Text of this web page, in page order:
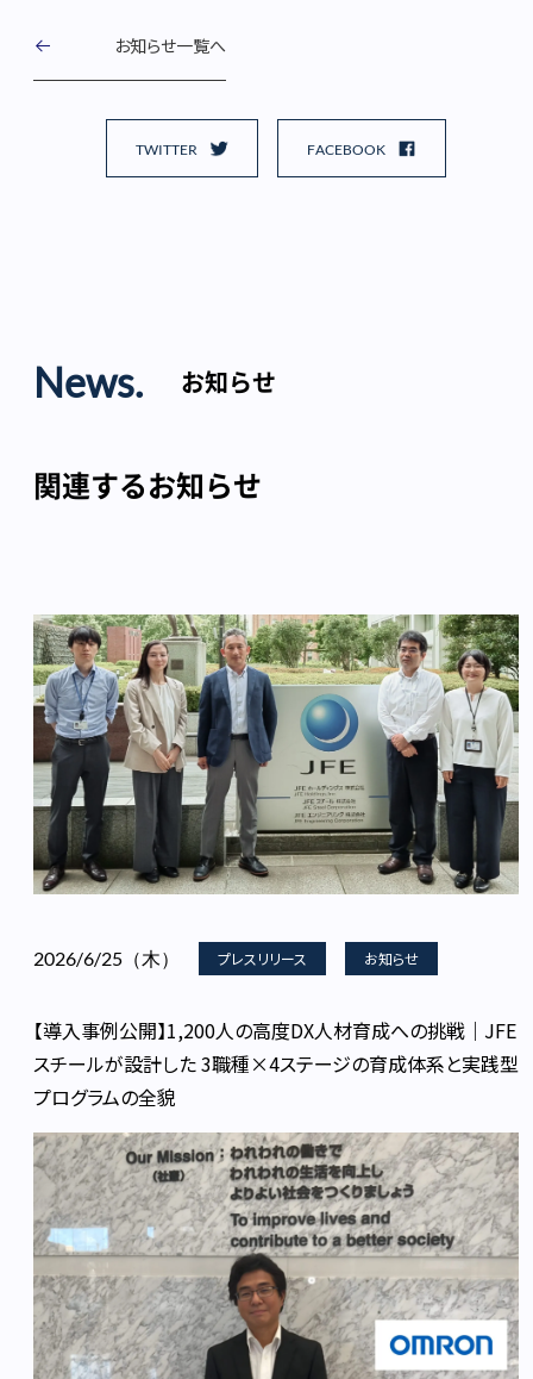
お知らせ一覧へ
TWITTER FACEBOOK
News. お知らせ
関連するお知らせ
2026/6/25（木） プレスリリース お知らせ
【導入事例公開】1,200人の高度DX人材育成への挑戦｜JFE
スチールが設計した 3職種×4ステージの育成体系と実践型
プログラムの全貌